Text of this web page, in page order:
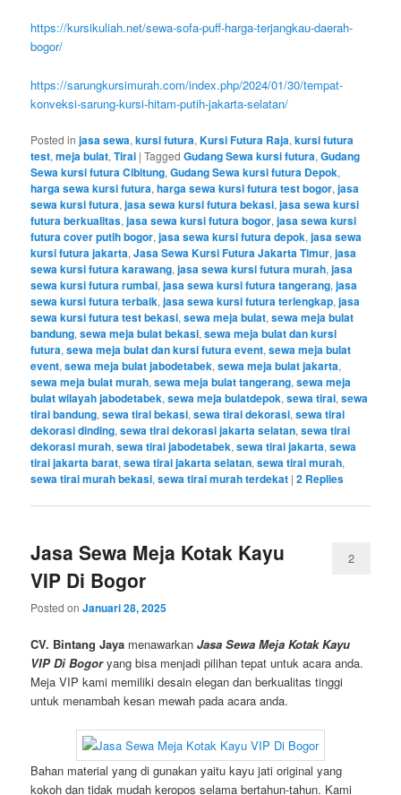
https://kursikuliah.net/sewa-sofa-puff-harga-terjangkau-daerah-
bogor/
https://sarungkursimurah.com/index.php/2024/01/30/tempat-
konveksi-sarung-kursi-hitam-putih-jakarta-selatan/
Posted in jasa sewa,kursi futura,Kursi Futura Raja,kursi futura
test,meja bulat,Tirai |Tagged Gudang Sewa kursi futura,Gudang
Sewa kursi futura Cibitung,Gudang Sewa kursi futura Depok,
harga sewa kursi futura,harga sewa kursi futura test bogor,jasa
sewa kursi futura,jasa sewa kursi futura bekasi,jasa sewa kursi
futura berkualitas,jasa sewa kursi futura bogor,jasa sewa kursi
futura cover putih bogor,jasa sewa kursi futura depok,jasa sewa
kursi futura jakarta,Jasa Sewa Kursi Futura Jakarta Timur,jasa
sewa kursi futura karawang,jasa sewa kursi futura murah,jasa
sewa kursi futura rumbai,jasa sewa kursi futura tangerang,jasa
sewa kursi futura terbaik,jasa sewa kursi futura terlengkap,jasa
sewa kursi futura test bekasi,sewa meja bulat,sewa meja bulat
bandung,sewa meja bulat bekasi,sewa meja bulat dan kursi
futura,sewa meja bulat dan kursi futura event,sewa meja bulat
event,sewa meja bulat jabodetabek,sewa meja bulat jakarta,
sewa meja bulat murah,sewa meja bulat tangerang,sewa meja
bulat wilayah jabodetabek,sewa meja bulatdepok,sewa tirai,sewa
tirai bandung,sewa tirai bekasi,sewa tirai dekorasi,sewa tirai
dekorasi dinding,sewa tirai dekorasi jakarta selatan,sewa tirai
dekorasi murah,sewa tirai jabodetabek,sewa tirai jakarta,sewa
tirai jakarta barat,sewa tirai jakarta selatan,sewa tirai murah,
sewa tirai murah bekasi,sewa tirai murah terdekat |2 Replies
Jasa Sewa Meja Kotak Kayu
VIP Di Bogor
Posted onJanuari 28, 2025
2
CV. Bintang Jaya menawarkanJasa Sewa Meja Kotak Kayu
VIP Di Bogoryang bisa menjadi pilihan tepat untuk acara anda.
Meja VIP kami memiliki desain elegan dan berkualitas tinggi
untuk menambah kesan mewah pada acara anda.
Bahan material yang di gunakan yaitu kayu jati original yang
kokoh dan tidak mudah keropos selama bertahun-tahun. Kami